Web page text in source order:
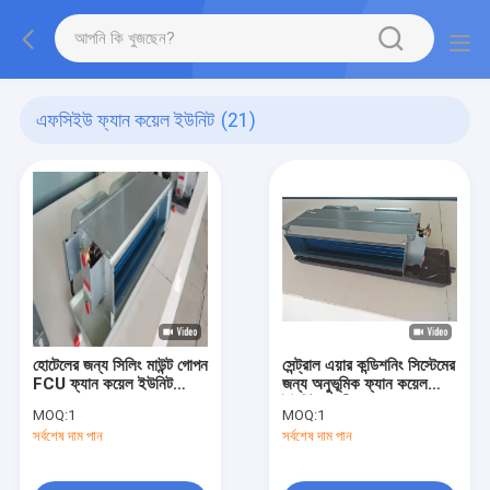
এফসিইউ ফ্যান কয়েল ইউনিট (21)
হোটেলের জন্য সিলিং মাউন্ট গোপন
FCU ফ্যান কয়েল ইউনিট
MOQ:1
সর্বশেষ দাম পান
সেন্ট্রাল এয়ার কন্ডিশনিং সিস্টেমের
জন্য অনুভূমিক ফ্যান কয়েল
MOQ:1
সর্বশেষ দাম পান